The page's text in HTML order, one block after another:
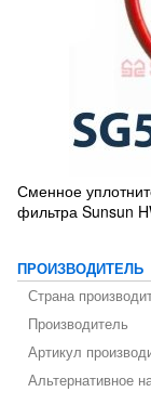
Сменное
фильтра Sunsun
ПРОИЗВОДИТЕЛЬ
Страна
Производитель
Артикул
Альтернативное